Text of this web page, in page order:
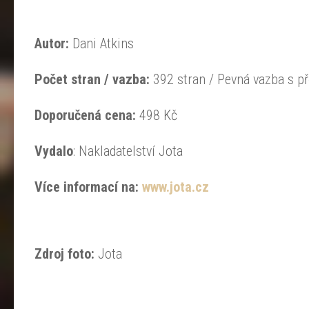
Autor: Dani Atkins
Počet stran / vazba: 392 stran / Pevná vazba s
Doporučená cena: 498 Kč
Vydalo: Nakladatelství Jota
Více informací na: www.jota.cz
Zdroj foto: Jota